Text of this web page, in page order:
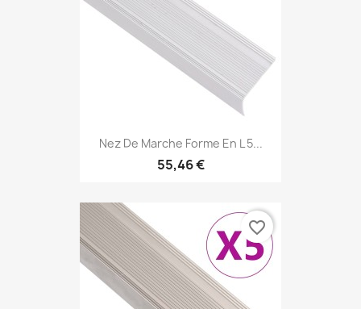
Nez De Marche Forme En L 5...
55,46 €
favorite_border